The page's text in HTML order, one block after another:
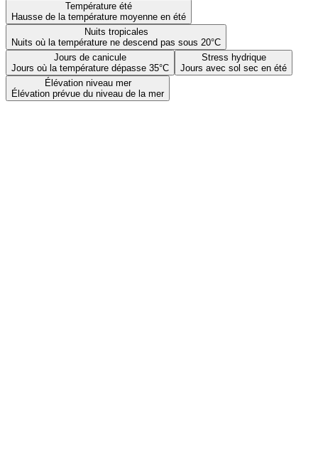
Température été
Hausse de la température moyenne en été
Nuits tropicales
Nuits où la température ne descend pas sous 20°C
Jours de canicule
Jours où la température dépasse 35°C
Stress hydrique
Jours avec sol sec en été
Élévation niveau mer
Élévation prévue du niveau de la mer